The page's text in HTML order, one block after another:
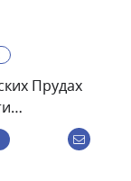
Прудах
Denty
Россия